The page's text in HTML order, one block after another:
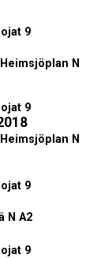
9
N
9
N
9
N A2
9